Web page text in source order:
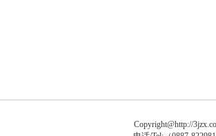
Copyright@http://